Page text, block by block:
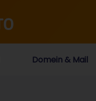
Domein & Mail